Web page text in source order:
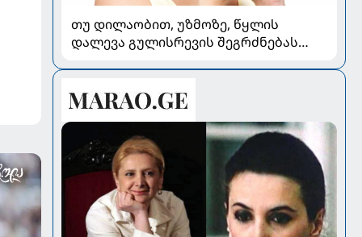
თუ დილაობით, უზმოზე, წყლის
დალევა გულისრევის შეგრძნებას